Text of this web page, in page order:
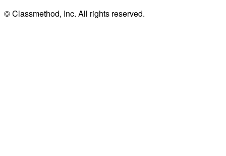
© Classmethod, Inc. All rights reserved.